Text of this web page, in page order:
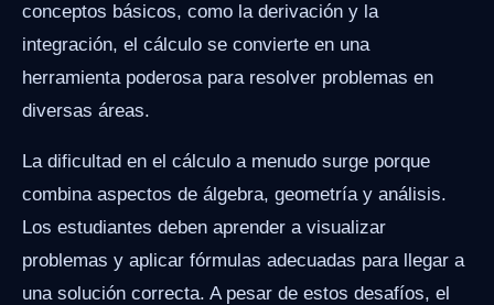
conceptos básicos, como la derivación y la
integración, el cálculo se convierte en una
herramienta poderosa para resolver problemas en
diversas áreas.
La dificultad en el cálculo a menudo surge porque
combina aspectos de álgebra, geometría y análisis.
Los estudiantes deben aprender a visualizar
problemas y aplicar fórmulas adecuadas para llegar a
una solución correcta. A pesar de estos desafíos, el